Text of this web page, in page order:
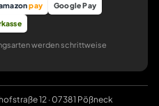
pay
Google Pay
werden schrittweise
12 · 07381 Pößneck